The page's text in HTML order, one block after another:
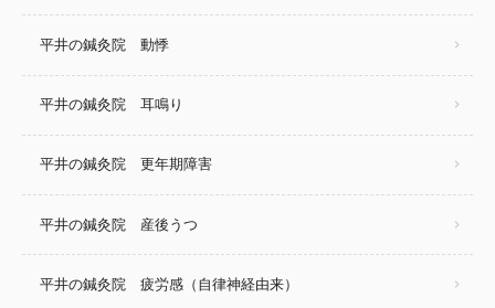
平井の鍼灸院 動悸
平井の鍼灸院 耳鳴り
平井の鍼灸院 更年期障害
平井の鍼灸院 産後うつ
平井の鍼灸院 疲労感（自律神経由来）